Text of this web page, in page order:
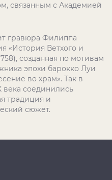
связанным с Академией
гравюра Филиппа
«История Ветхого и
созданная по мотивам
эпохи барокко Луи
во храм». Так в
века соединились
традиция и
сюжет.